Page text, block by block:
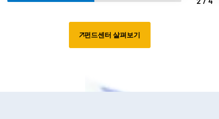
펀드센터 살펴보기